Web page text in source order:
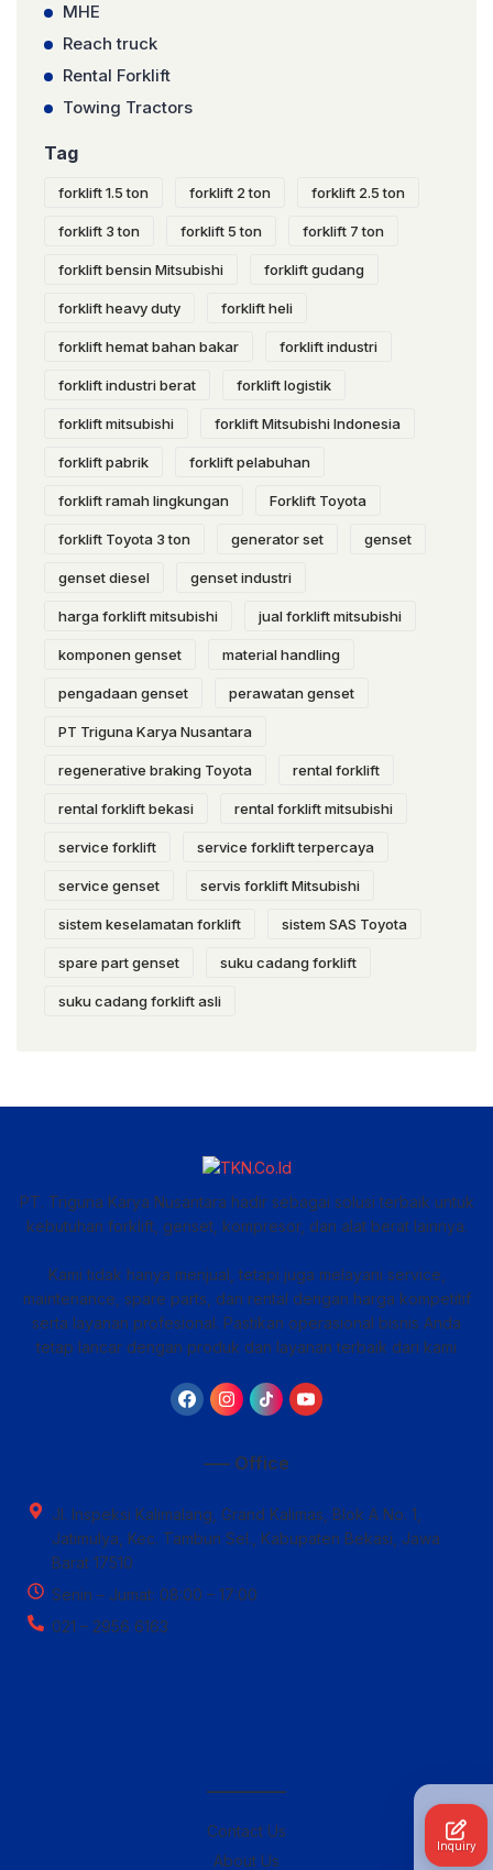
MHE
Reach truck
Rental Forklift
Towing Tractors
Tag
forklift 1.5 ton forklift 2 ton forklift 2.5 ton
forklift 3 ton forklift 5 ton forklift 7 ton
forklift bensin Mitsubishi forklift gudang
forklift heavy duty forklift heli
forklift hemat bahan bakar forklift industri
forklift industri berat forklift logistik
forklift mitsubishi forklift Mitsubishi Indonesia
forklift pabrik forklift pelabuhan
forklift ramah lingkungan Forklift Toyota
forklift Toyota 3 ton generator set genset
genset diesel genset industri
harga forklift mitsubishi jual forklift mitsubishi
komponen genset material handling
pengadaan genset perawatan genset
PT Triguna Karya Nusantara
regenerative braking Toyota rental forklift
rental forklift bekasi rental forklift mitsubishi
service forklift service forklift terpercaya
service genset servis forklift Mitsubishi
sistem keselamatan forklift sistem SAS Toyota
spare part genset suku cadang forklift
suku cadang forklift asli
PT. Triguna Karya Nusantara hadir sebagai solusi terbaik untuk
kebutuhan forklift, genset, kompresor, dan alat berat lainnya.
Kami tidak hanya menjual, tetapi juga melayani service,
maintenance, spare parts, dan rental dengan harga kompetitif
serta layanan profesional. Pastikan operasional bisnis Anda
tetap lancar dengan produk dan layanan terbaik dari kami
—– Office
Jl. Inspeksi Kalimalang, Grand Kalimas, Blok A No. 1,
Jatimulya, Kec. Tambun Sel., Kabupaten Bekasi, Jawa
Barat 17510
Senin – Jumat: 08:00 – 17:00
021 – 2956 6163
————–
Contact Us
About Us
Inquiry